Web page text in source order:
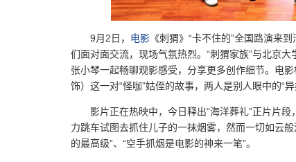
9月2日， 电影 《刺猬》“卡不住的”全国路演来
们面对面交流，现场气氛热烈。“刺猬家族”与北京
张小琴一起畅聊观影感受，分享更多创作细节。电
饰）这一对“怪咖”姑侄的故事，两人是别人眼中的“
影片正在热映中，今日释出“海洋葬礼”正片片
力跳车试图去抓住儿子的一抹烟雾，然而一切如云
的最高级”、“空手抓烟是电影的神来一笔”。